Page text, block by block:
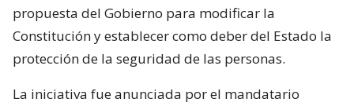
propuesta del Gobierno para modificar la
Constitución y establecer como deber del Estado la
protección de la seguridad de las personas.
La iniciativa fue anunciada por el mandatario